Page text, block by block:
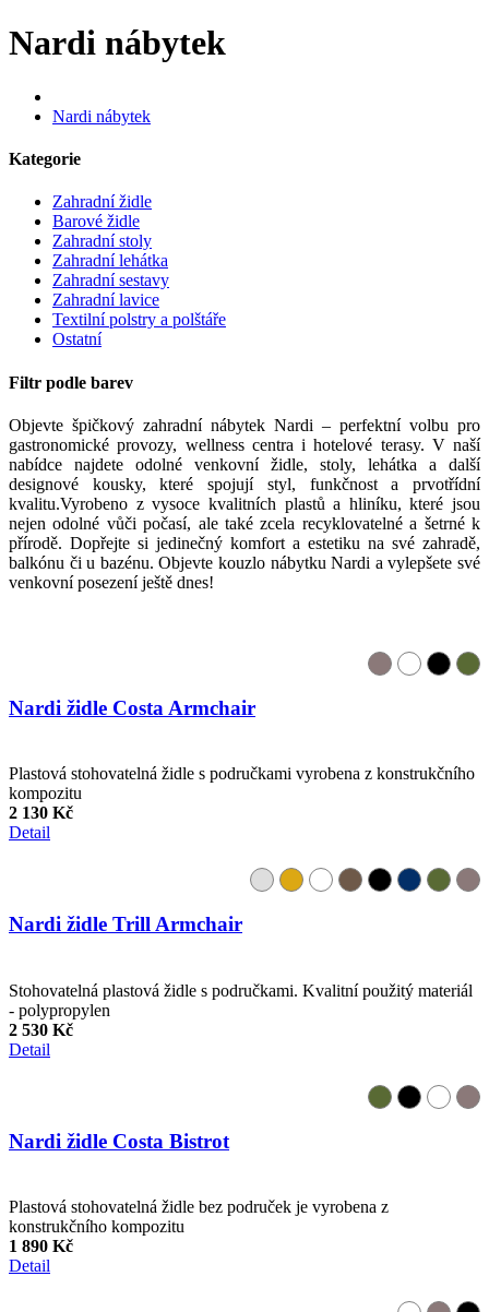
Nardi nábytek
Nardi nábytek
Kategorie
Zahradní židle
Barové židle
Zahradní stoly
Zahradní lehátka
Zahradní sestavy
Zahradní lavice
Textilní polstry a polštáře
Ostatní
Filtr podle barev
Objevte špičkový zahradní nábytek Nardi – perfektní volbu pro
gastronomické provozy, wellness centra i hotelové terasy. V naší
nabídce najdete odolné venkovní židle, stoly, lehátka a další
designové kousky, které spojují styl, funkčnost a prvotřídní
kvalitu.Vyrobeno z vysoce kvalitních plastů a hliníku, které jsou
nejen odolné vůči počasí, ale také zcela recyklovatelné a šetrné k
přírodě. Dopřejte si jedinečný komfort a estetiku na své zahradě,
balkónu či u bazénu. Objevte kouzlo nábytku Nardi a vylepšete své
venkovní posezení ještě dnes!
Nardi židle Costa Armchair
Plastová stohovatelná židle s područkami vyrobena z konstrukčního
kompozitu
2 130 Kč
Detail
Nardi židle Trill Armchair
Stohovatelná plastová židle s područkami. Kvalitní použitý materiál
- polypropylen
2 530 Kč
Detail
Nardi židle Costa Bistrot
Plastová stohovatelná židle bez područek je vyrobena z
konstrukčního kompozitu
1 890 Kč
Detail